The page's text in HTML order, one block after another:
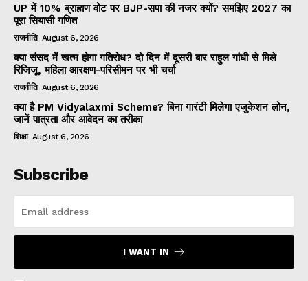
UP में 10% ब्राह्मण वोट पर BJP-सपा की नजर क्यों? समझिए 2027 का
पूरा सियासी गणित
राजनीति August 6, 2026
क्या संसद में खत्म होगा गतिरोध? दो दिन में दूसरी बार राहुल गांधी से मिले
रिजिजू, महिला आरक्षण-परिसीमन पर भी चर्चा
राजनीति August 6, 2026
क्या है PM Vidyalaxmi Scheme? बिना गारंटी मिलेगा एजुकेशन लोन,
जानें पात्रता और आवेदन का तरीका
शिक्षा August 6, 2026
Subscribe
I WANT IN